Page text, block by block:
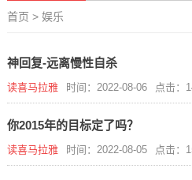
首页 > 娱乐
神回复-远离慢性自杀
读喜马拉雅 时间：2022-08-06 点击：
你2015年的目标定了吗？
读喜马拉雅 时间：2022-08-05 点击：